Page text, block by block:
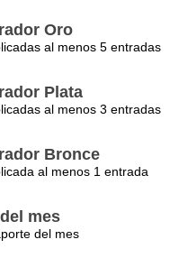
Oro
al menos 5 entradas
Plata
al menos 3 entradas
Bronce
al menos 1 entrada
mes
del mes